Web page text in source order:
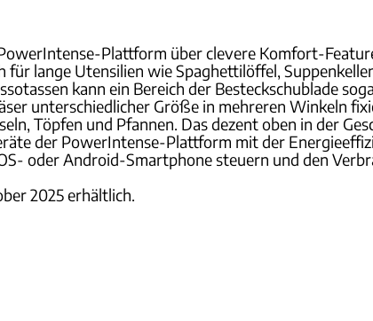
Plattform über clevere Komfort-
für lange Utensilien wie Spaghettilöffel,
kann ein Bereich der Besteckschublade
unterschiedlicher Größe in mehreren Winkeln
Töpfen und Pfannen. Das dezent oben in der
der PowerIntense-Plattform mit der
oder Android-Smartphone steuern und den
2025 erhältlich.